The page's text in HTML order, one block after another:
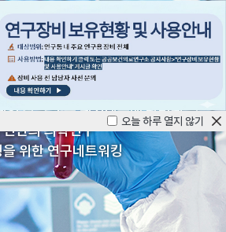
공공보건의료연구소
험 감염병 등 위기대응에 관련된 임
반의 의학연구
위한 연구네트워킹
오늘 하루 열지 않기